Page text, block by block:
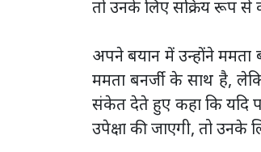
तो उनके लिए सक्रिय रूप से
अपने बयान में उन्होंने ममता
ममता बनर्जी के साथ है,
संकेत देते हुए कहा कि यदि
उपेक्षा की जाएगी, तो उनके